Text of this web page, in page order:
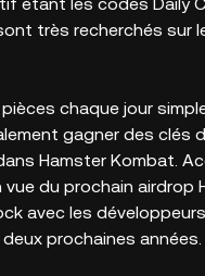
très recherchés sur
chaque jour
gagner des clés
Hamster Kombat.
du prochain airdrop
avec les
prochaines années.